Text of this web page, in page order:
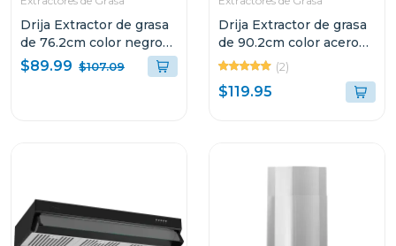
Drija Extractor de grasa
de 76.2cm color negro
compatto
$89.99 $107.09
Drija Extractor de grasa
de 90.2cm color acero
compatto(2)
$119.95